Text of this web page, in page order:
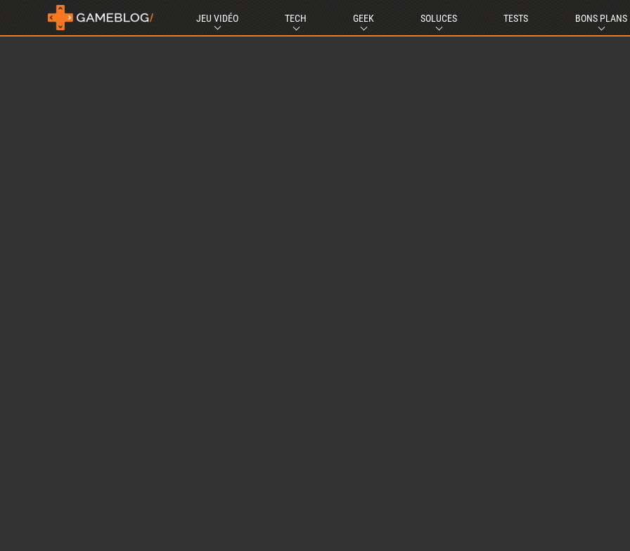
JEU VIDÉO TECH GEEK SOLUCES TESTS BONS PLANS